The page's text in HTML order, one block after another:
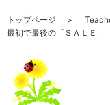
トップページ
最初で最後の「ＳＡＬＥ」